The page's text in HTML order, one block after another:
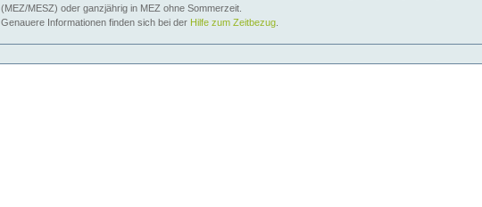
(MEZ/MESZ) oder ganzjährig in MEZ ohne Sommerzeit.
Genauere Informationen finden sich bei der Hilfe zum Zeitbezug